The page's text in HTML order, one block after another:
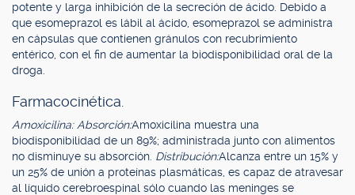
potente y larga inhibición de la secreción de ácido. Debido a
que esomeprazol es lábil al ácido, esomeprazol se administra
en cápsulas que contienen gránulos con recubrimiento
entérico, con el fin de aumentar la biodisponibilidad oral de la
droga.
Farmacocinética.
Amoxicilina: Absorción:Amoxicilina muestra una
biodisponibilidad de un 89%; administrada junto con alimentos
no disminuye su absorción. Distribución:Alcanza entre un 15% y
un 25% de unión a proteínas plasmáticas, es capaz de atravesar
al líquido cerebroespinal sólo cuando las meninges se